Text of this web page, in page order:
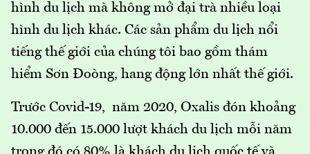
hình du lịch mà không mở đại trà nhiều loại
hình du lịch khác. Các sản phẩm du lịch nổi
tiếng thế giới của chúng tôi bao gồm thám
hiểm Sơn Đoòng, hang động lớn nhất thế giới.
Trước Covid-19, năm 2020, Oxalis đón khoảng
10.000 đến 15.000 lượt khách du lịch mỗi năm